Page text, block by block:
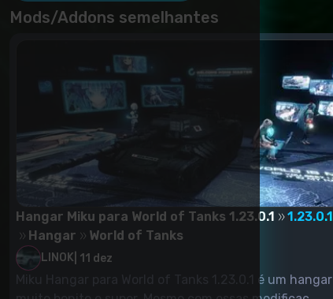
Mods/Addons semelhantes
Hangar Miku para World of Tanks 1.23.0.1
1.23.0.1
Hangar
World of Tanks
LINOK 11 dez
Miku Hangar para World of Tanks 1.23.0.1 é um hangar